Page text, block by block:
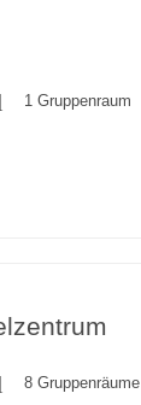
1 Gruppenraum
8 Gruppenräume